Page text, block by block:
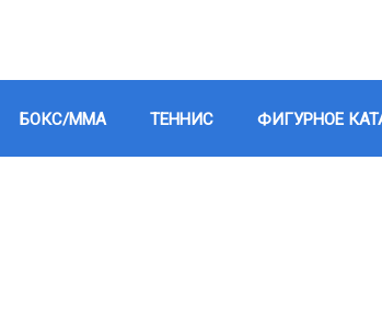
БОКС/ММА ТЕННИС ФИГУРНОЕ